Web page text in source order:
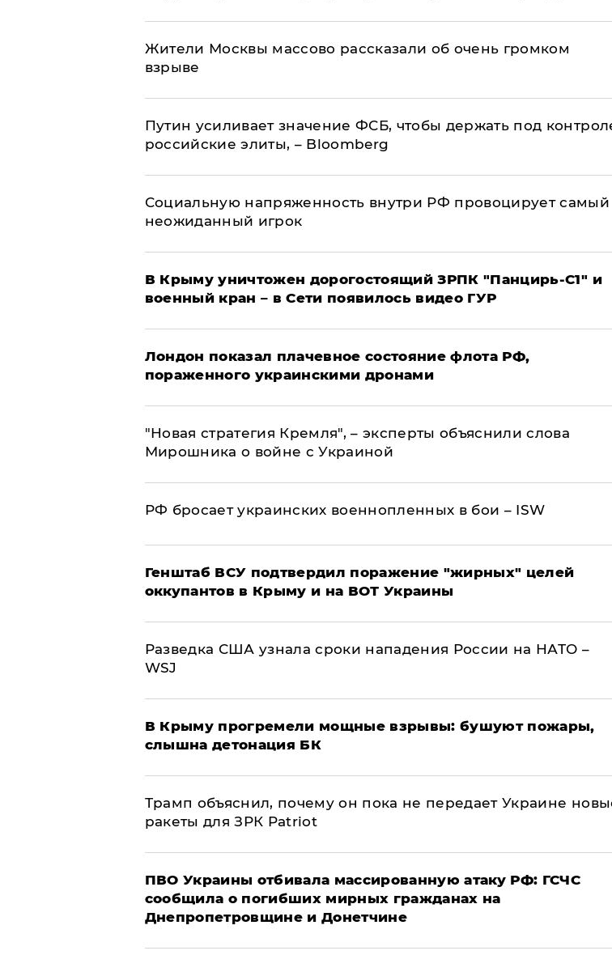
Жители Москвы массово рассказали об очень громком
взрыве
Путин усиливает значение ФСБ, чтобы держать под
российские элиты, – Bloomberg
Социальную напряженность внутри РФ провоцирует самый
неожиданный игрок
В Крыму уничтожен дорогостоящий ЗРПК "Панцирь-С1" и
военный кран – в Сети появилось видео ГУР
Лондон показал плачевное состояние флота РФ,
пораженного украинскими дронами
"Новая стратегия Кремля", – эксперты объяснили слова
Мирошника о войне с Украиной
РФ бросает украинских военнопленных в бои – ISW
Генштаб ВСУ подтвердил поражение "жирных" целей
оккупантов в Крыму и на ВОТ Украины
Разведка США узнала сроки нападения России на НАТО –
WSJ
В Крыму прогремели мощные взрывы: бушуют пожары,
слышна детонация БК
Трамп объяснил, почему он пока не передает Украине
ракеты для ЗРК Patriot
ПВО Украины отбивала массированную атаку РФ: ГСЧС
сообщила о погибших мирных гражданах на
Днепропетровщине и Донетчине